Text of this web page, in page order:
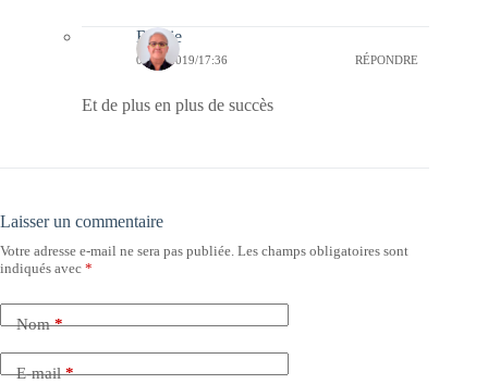
Bernie
06/08/2019/17:36 RÉPONDRE
Et de plus en plus de succès
Laisser un commentaire
Votre adresse e-mail ne sera pas publiée. Les champs obligatoires sont
indiqués avec *
Nom*
E-mail*